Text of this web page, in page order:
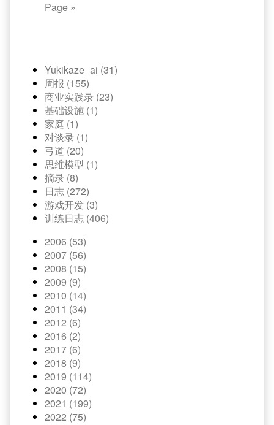
Page »
Yukikaze_ai (31)
周报 (155)
商业实践录 (23)
基础设施 (1)
家庭 (1)
对谈录 (1)
弓道 (20)
思维模型 (1)
摘录 (8)
日志 (272)
游戏开发 (3)
训练日志 (406)
2006 (53)
2007 (56)
2008 (15)
2009 (9)
2010 (14)
2011 (34)
2012 (6)
2016 (2)
2017 (6)
2018 (9)
2019 (114)
2020 (72)
2021 (199)
2022 (75)